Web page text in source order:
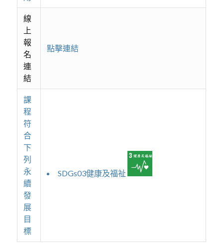
線
上
報
名
連
結
點擊連結
課
程
符
合
下
列
永
續
發
展
目
標
SDGs03健康及福祉